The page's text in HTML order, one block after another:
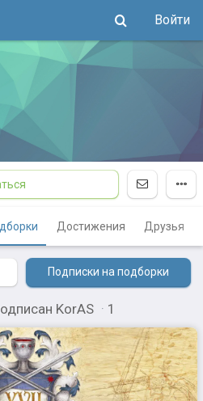
Войти
Достижения Друзья
Подписки на подборки
KorAS · 1